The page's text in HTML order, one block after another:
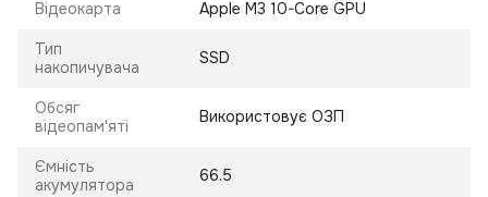
Відеокарта Apple M3 10-Core GPU
Тип
накопичувача
SSD
Обсяг
відеопам'яті
Використовує ОЗП
Ємність
акумулятора
66.5